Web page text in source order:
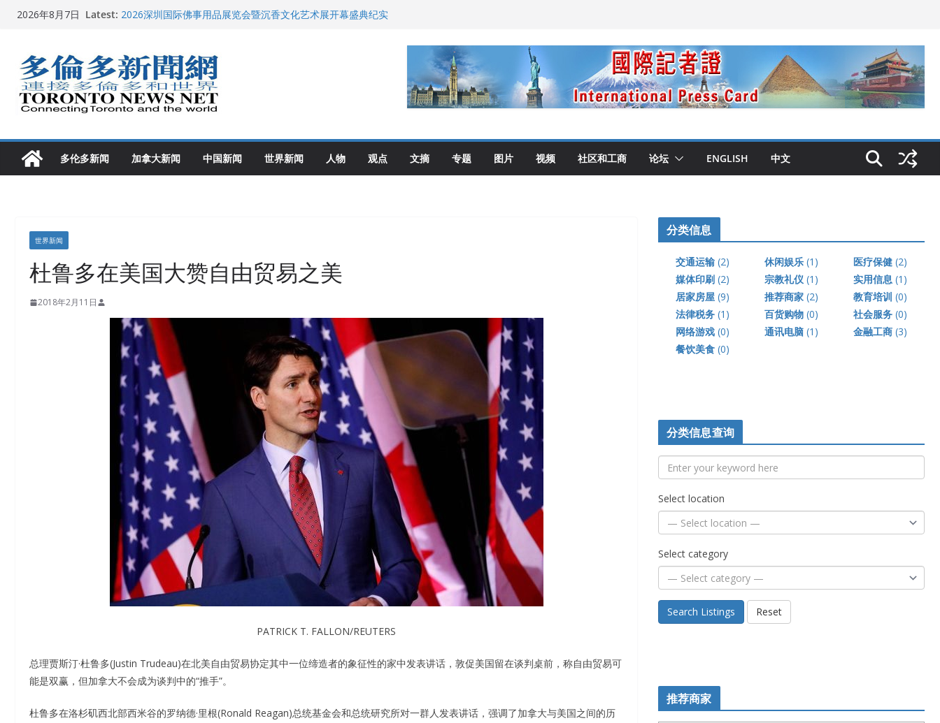
Skip2026年8月7日 Latest: 2026深圳国际佛事用品展览会暨沉香文化艺术展开幕盛典纪实
2026加拿大青少年儿童绘画比赛颁奖典礼多伦多举行
龚晓华参加多伦多骄傲大游行 与市民分享竞选理念
多伦多市长选举拉开帷幕 多名华人候选人宣布角逐
多伦多新闻 加拿大新闻 中国新闻 世界新闻 人物 观点 文摘 专题 图片 视频 社区和工商 论坛 ENGLISH 中文
世界新闻
杜鲁多在美国大赞自由贸易之美
2018年2月11日
PATRICK T. FALLON/REUTERS
总理贾斯汀·杜鲁多(Justin Trudeau)在北美自由贸易协定其中一位缔造者的象征性的家中发表讲话，敦促美国留在谈判桌前，称自由贸易可
能是双赢，但加拿大不会成为谈判中的“推手”。
杜鲁多在洛杉矶西北部西米谷的罗纳德·里根(Ronald Reagan)总统基金会和总统研究所对一群人发表讲话，强调了加拿大与美国之间的历
分类信息
交通运输 (2) 休闲娱乐 (1) 医疗保健 (2)
媒体印刷 (2) 宗教礼仪 (1) 实用信息 (1)
居家房屋 (9) 推荐商家 (2) 教育培训 (0)
法律税务 (1) 百货购物 (0) 社会服务 (0)
网络游戏 (0) 通讯电脑 (1) 金融工商 (3)
餐饮美食 (0)
分类信息查询
Select location
Select category
Search Listings Reset
推荐商家